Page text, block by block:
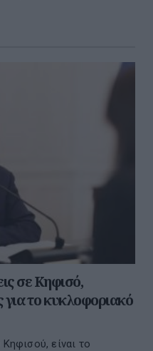
σε Κηφισό,
το κυκλοφοριακό
είναι το